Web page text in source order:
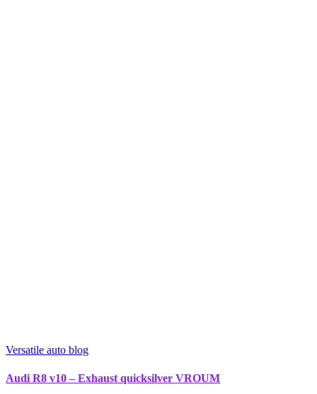
Versatile auto blog
Audi R8 v10 – Exhaust quicksilver VROUM